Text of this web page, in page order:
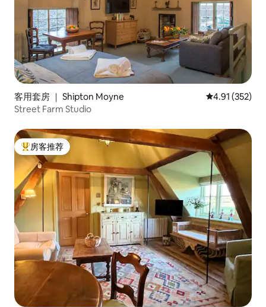
客用套房 ｜ Shipton Moyne 平均评分 4.91
4.91 (352)
Street Farm Studio
热门「房客推荐」
房客推荐